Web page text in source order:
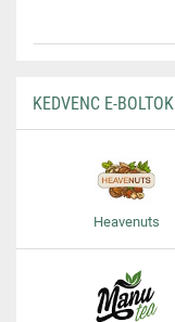
KEDVENC E-BOLTOK
Heavenuts